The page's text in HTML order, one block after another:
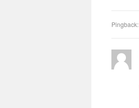
Pingback: